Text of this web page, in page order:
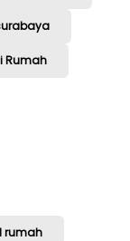
Rumah
rumah